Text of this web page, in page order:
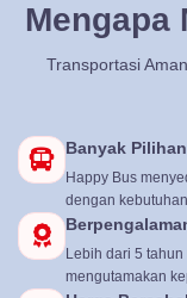
Mengapa
Transportasi
Banyak Pilihan
Happy Bus
dengan
Lebih dari 5
mengutamakan